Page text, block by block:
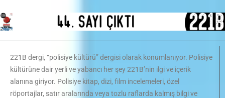
221B dergi, “polisiye kültürü” dergisi olarak konumlanıyor. Polisiye
kültürüne dair yerli ve yabancı her şey 221B’nin ilgi ve içerik
alanına giriyor. Polisiye kitap, dizi, film incelemeleri, özel
röportajlar, satır aralarında veya tozlu raflarda kalmış bilgi ve